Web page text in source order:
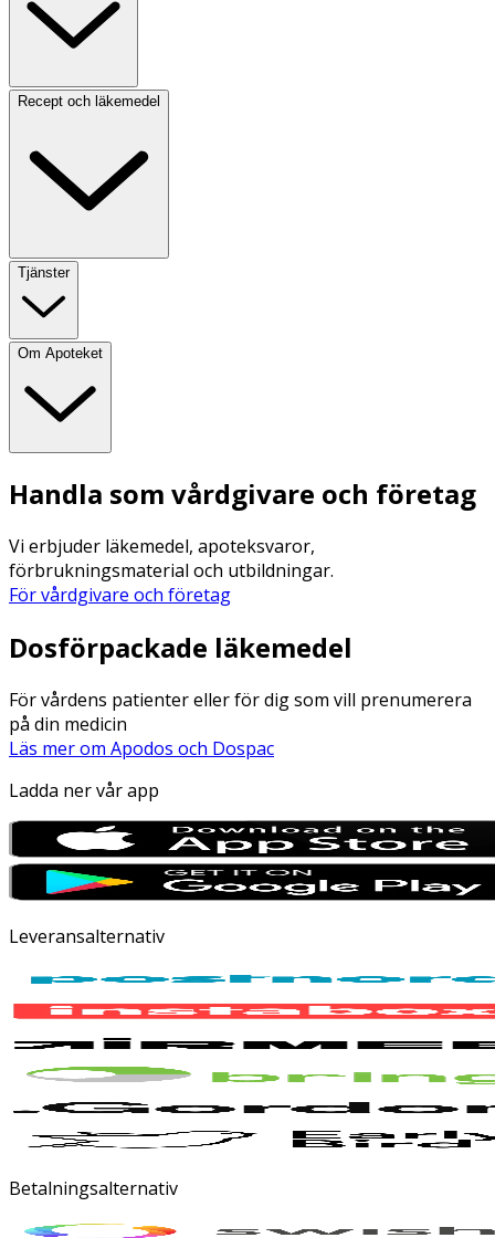
Recept och läkemedel
Tjänster
Om Apoteket
Handla som vårdgivare och företag
Vi erbjuder läkemedel, apoteksvaror,
förbrukningsmaterial och utbildningar.
För vårdgivare och företag
Dosförpackade läkemedel
För vårdens patienter eller för dig som vill prenumerera
på din medicin
Läs mer om Apodos och Dospac
Ladda ner vår app
Leveransalternativ
Betalningsalternativ